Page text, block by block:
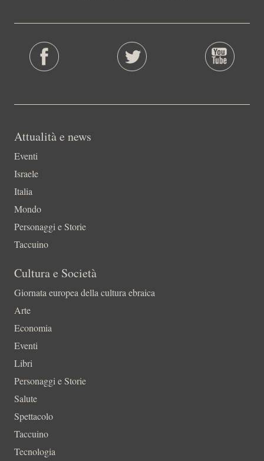
Attualità e news
Eventi
Israele
Italia
Mondo
Personaggi e Storie
Taccuino
Cultura e Società
Giornata europea della cultura ebraica
Arte
Economia
Eventi
Libri
Personaggi e Storie
Salute
Spettacolo
Taccuino
Tecnologia